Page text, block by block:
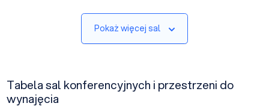
Pokaż więcej sal
Tabela sal konferencyjnych i przestrzeni do
wynajęcia